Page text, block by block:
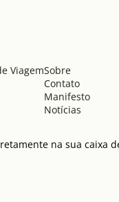
ViagemSobre
Contato
Manifesto
Notícias
na sua caixa